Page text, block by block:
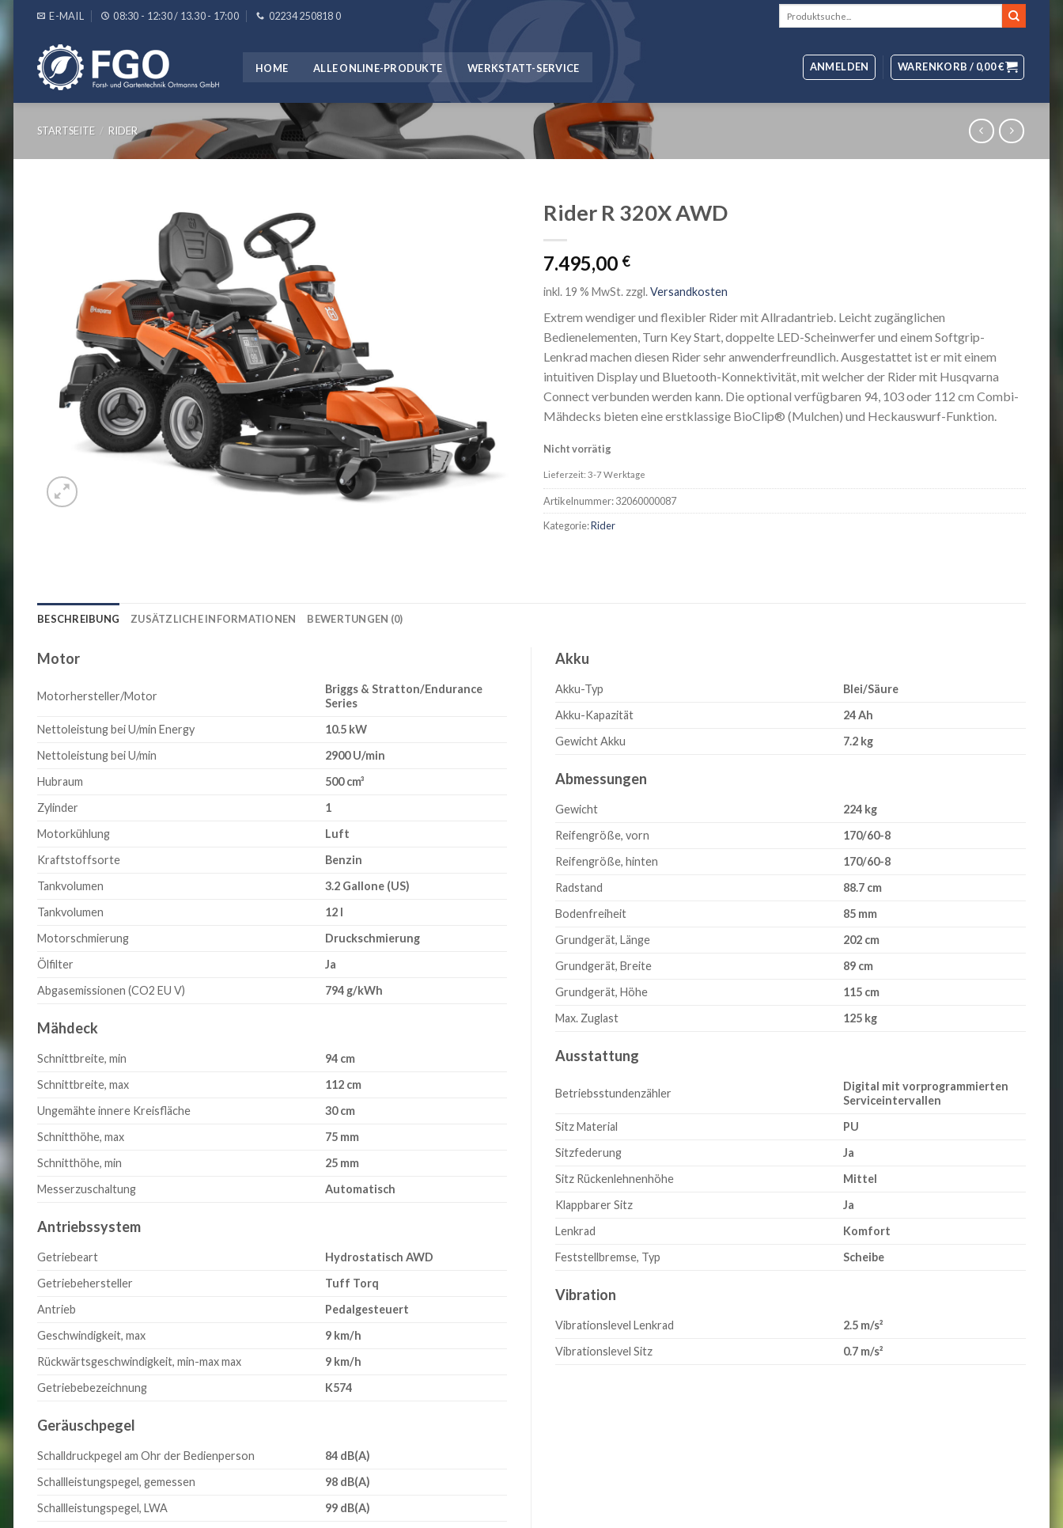
content
E-MAIL 08:30 - 12:30 / 13.30 - 17:00 02234 250818 0
HOME ALLE ONLINE-PRODUKTE WERKSTATT-SERVICE ANMELDEN WARENKORB / 0,00€
STARTSEITE / RIDER
Rider R 320X AWD
7.495,00 €
inkl. 19 % MwSt. zzgl.Versandkosten
Extrem wendiger und flexibler Rider mit Allradantrieb. Leicht zugänglichen
Bedienelementen, Turn Key Start, doppelte LED-Scheinwerfer und einem Softgrip-
Lenkrad machen diesen Rider sehr anwenderfreundlich. Ausgestattet ist er mit einem
intuitiven Display und Bluetooth-Konnektivität, mit welcher der Rider mit Husqvarna
Connect verbunden werden kann. Die optional verfügbaren 94, 103 oder 112 cm Combi-
Mähdecks bieten eine erstklassige BioClip® (Mulchen) und Heckauswurf-Funktion.
Nicht vorrätig
Lieferzeit: 3-7 Werktage
Artikelnummer:32060000087
Kategorie:Rider
BESCHREIBUNG ZUSÄTZLICHE INFORMATIONEN BEWERTUNGEN (0)
Motor
Motorhersteller/Motor
Briggs & Stratton/Endurance
Series
Nettoleistung bei U/min Energy
10.5 kW
Nettoleistung bei U/min
2900 U/min
Hubraum
500 cm³
Zylinder
1
Motorkühlung
Luft
Kraftstoffsorte
Benzin
Tankvolumen
3.2 Gallone (US)
Tankvolumen
12 l
Motorschmierung
Druckschmierung
Ölfilter
Ja
Abgasemissionen (CO2 EU V)
794 g/kWh
Mähdeck
Schnittbreite, min
94 cm
Schnittbreite, max
112 cm
Ungemähte innere Kreisfläche
30 cm
Schnitthöhe, max
75 mm
Schnitthöhe, min
25 mm
Messerzuschaltung
Automatisch
Antriebssystem
Getriebeart
Hydrostatisch AWD
Getriebehersteller
Tuff Torq
Antrieb
Pedalgesteuert
Geschwindigkeit, max
9 km/h
Rückwärtsgeschwindigkeit, min-max max
9 km/h
Getriebebezeichnung
K574
Geräuschpegel
Schalldruckpegel am Ohr der Bedienperson
84 dB(A)
Schallleistungspegel, gemessen
98 dB(A)
Schallleistungspegel, LWA
99 dB(A)
Akku
Akku-Typ
Blei/Säure
Akku-Kapazität
24 Ah
Gewicht Akku
7.2 kg
Abmessungen
Gewicht
224 kg
Reifengröße, vorn
170/60-8
Reifengröße, hinten
170/60-8
Radstand
88.7 cm
Bodenfreiheit
85 mm
Grundgerät, Länge
202 cm
Grundgerät, Breite
89 cm
Grundgerät, Höhe
115 cm
Max. Zuglast
125 kg
Ausstattung
Betriebsstundenzähler
Digital mit vorprogrammierten
Serviceintervallen
Sitz Material
PU
Sitzfederung
Ja
Sitz Rückenlehnenhöhe
Mittel
Klappbarer Sitz
Ja
Lenkrad
Komfort
Feststellbremse, Typ
Scheibe
Vibration
Vibrationslevel Lenkrad
2.5 m/s²
Vibrationslevel Sitz
0.7 m/s²